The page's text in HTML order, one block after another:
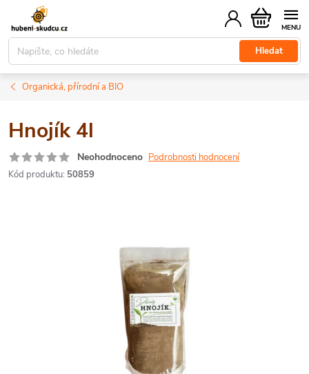
obsah
Hledat
Nákupní
košík
Organická, přírodní a BIO
Hnojík 4l
Neohodnoceno Podrobnosti hodnocení
Kód produktu: 50859